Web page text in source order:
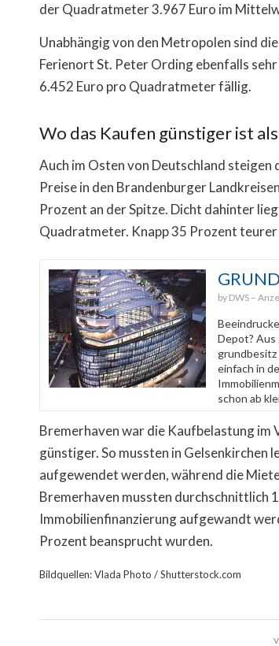
der Quadratmeter 3.967 Euro im
Unabhängig von den Metropolen sind
Ferienort St. Peter Ording ebenfalls
6.452 Euro pro Quadratmeter fällig.
Wo das Kaufen günstiger ist
Auch im Osten von Deutschland steigen
Preise in den Brandenburger
Prozent an der Spitze. Dicht dahinter
Quadratmeter. Knapp 35 Prozent
DWS
Depot? Aus
einfach in
schon ab
Bremerhaven war die Kaufbelastung im
günstiger. So mussten in
aufgewendet werden, während die
Bremerhaven mussten durchschnittlich
Immobilienfinanzierung aufgewandt
Prozent beansprucht wurden.
Bildquellen: Vlada Photo / Shutterstock.com